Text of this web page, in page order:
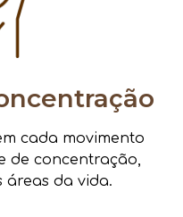
cada movimento
de concentração,
áreas da vida.